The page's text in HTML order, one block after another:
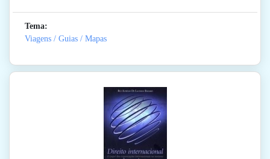
Tema:
Viagens / Guias / Mapas